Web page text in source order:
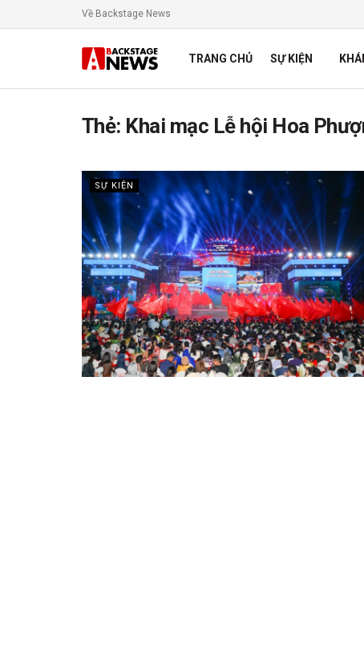
Về Backstage News
TRANG CHỦ SỰ KIỆN
Thẻ: Khai mạc Lễ hội Hoa
SỰ KIỆN